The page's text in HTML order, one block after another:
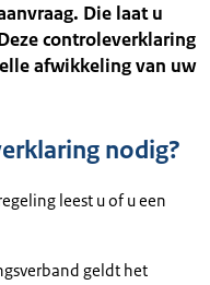
Die laat u
controleverklaring
afwikkeling van uw
nodig?
leest u of u een
geldt het